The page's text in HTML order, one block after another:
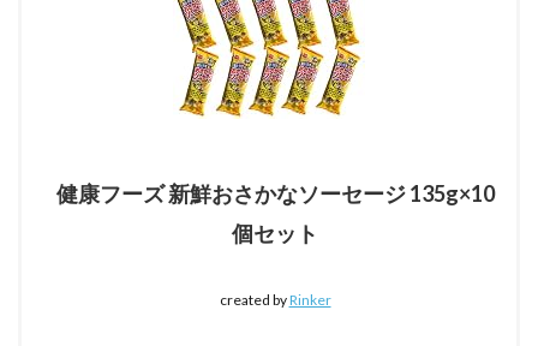
健康フーズ 新鮮おさかなソーセージ 135g×10
個セット
created byRinker